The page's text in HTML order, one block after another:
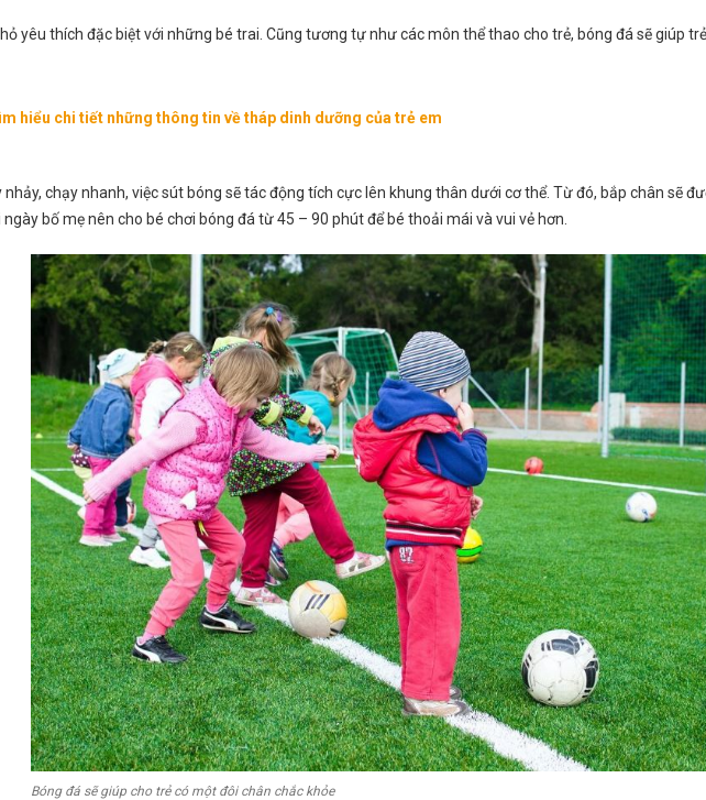
yêu thích đặc biệt với những bé trai. Cũng tương tự như các môn thể thao cho trẻ, bóng đá sẽ giúp
hiểu chi tiết những thông tin về tháp dinh dưỡng của trẻ em
chạy nhanh, việc sút bóng sẽ tác động tích cực lên khung thân dưới cơ thể. Từ đó, bắp chân sẽ
bố mẹ nên cho bé chơi bóng đá từ 45 – 90 phút để bé thoải mái và vui vẻ hơn.
Bóng đá sẽ giúp cho trẻ có một đôi chân chắc khỏe